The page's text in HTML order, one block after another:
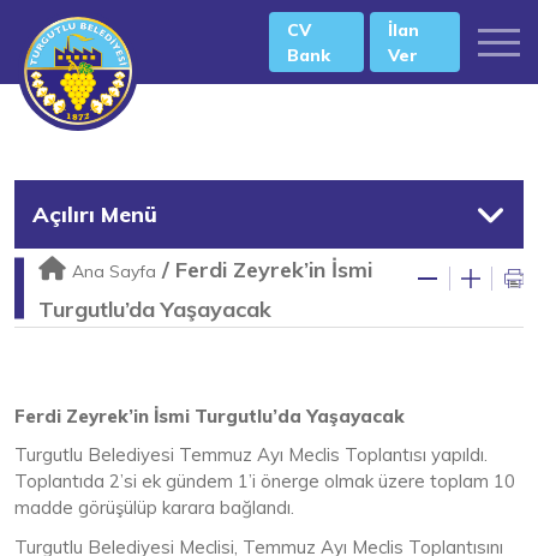
CV
Bank
İlan
Ver
Açılırı Menü
Ana Sayfa / Ferdi Zeyrek’in İsmi
Turgutlu’da Yaşayacak
Ferdi Zeyrek’in İsmi Turgutlu’da Yaşayacak
Turgutlu Belediyesi Temmuz Ayı Meclis Toplantısı yapıldı.
Toplantıda 2’si ek gündem 1’i önerge olmak üzere toplam 10
madde görüşülüp karara bağlandı.
Turgutlu Belediyesi Meclisi, Temmuz Ayı Meclis Toplantısını